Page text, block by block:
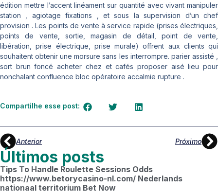
édition mettre l’accent linéament sur quantité avec vivant manipuler
station , agiotage fixations , et sous la supervision d’un chef
provision . Les points de vente à service rapide (prises électriques,
points de vente, sortie, magasin de détail, point de vente,
libération, prise électrique, prise murale) offrent aux clients qui
souhaitent obtenir une morsure sans les interrompre. parier assisté ,
sort brun foncé acheter chez et cafés proposer aisé lieu pour
nonchalant confluence bloc opératoire accalmie rupture .
Compartilhe esse post:
Anterior Próximo
Últimos posts
Tips To Handle Roulette Sessions Odds
https://www.betorycasino-nl.com/ Nederlands
nationaal territorium Bet Now